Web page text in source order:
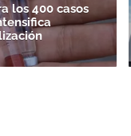
los 400 casos